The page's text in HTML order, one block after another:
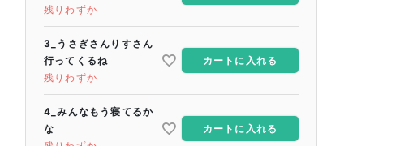
残りわずか
3_うさぎさんりすさん
行ってくるね
残りわずか
カートに入れる
4_みんなもう寝てるか
な
カートに入れる